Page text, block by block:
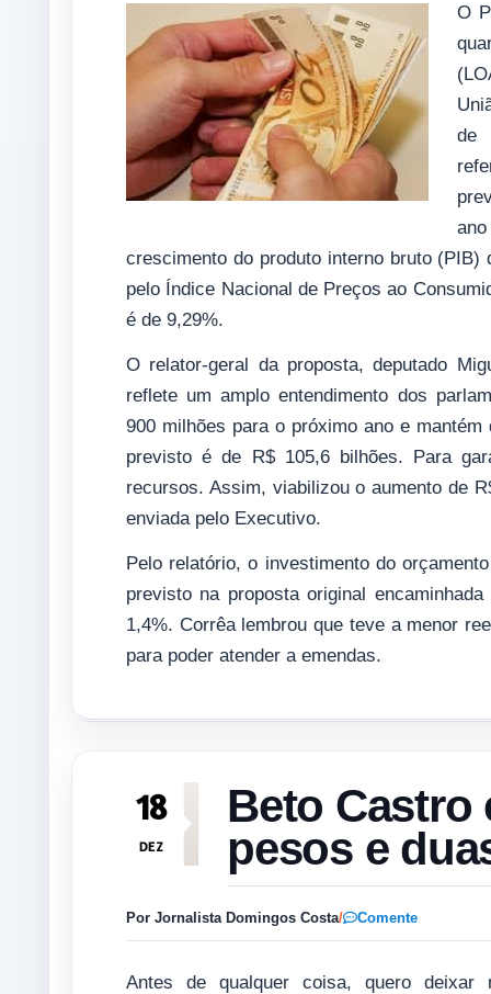
O
de
crescimento do produto interno bruto
pelo Índice Nacional de Preços ao
é de 9,29%.
O relator-geral da proposta, deputado
reflete um amplo entendimento dos
900 milhões para o próximo ano e
previsto é de R$ 105,6 bilhões. Para
recursos. Assim, viabilizou o aumento de
enviada pelo Executivo.
Pelo relatório, o investimento do
previsto na proposta original
1,4%. Corrêa lembrou que teve a menor
para poder atender a emendas.
18
DEZ
Beto Castro
pesos e
Por Jornalista Domingos Costa/ Comente
Antes de qualquer coisa, quero deixar